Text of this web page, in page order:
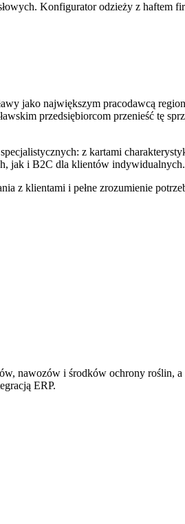
Konfigurator odzieży z haftem
jako największym pracodawcą
przedsiębiorcom przenieść tę
z kartami
jak i B2C dla klientów indywidualnych.
z klientami i pełne zrozumienie
nawozów i środków ochrony roślin,
ERP.